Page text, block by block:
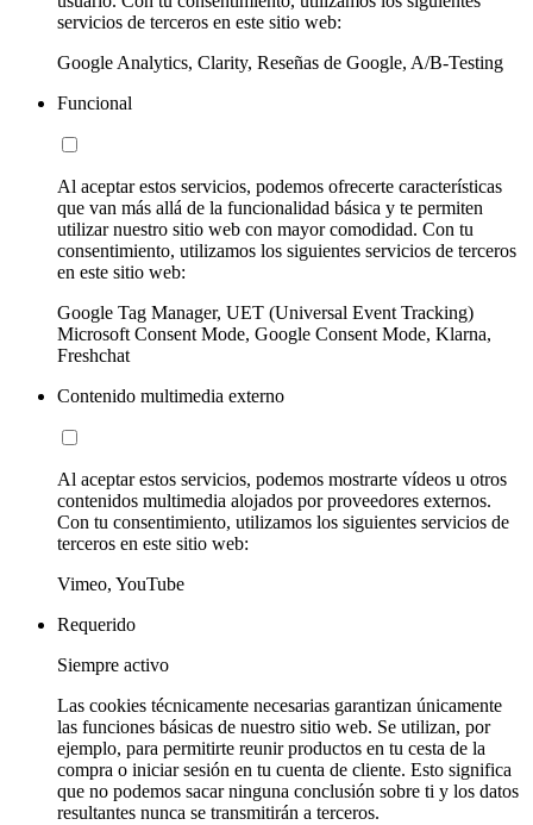
servicios de terceros en este sitio web:
Google Analytics, Clarity, Reseñas de Google, A/B-Testing
Funcional
Al aceptar estos servicios, podemos ofrecerte características
que van más allá de la funcionalidad básica y te permiten
utilizar nuestro sitio web con mayor comodidad. Con tu
consentimiento, utilizamos los siguientes servicios de terceros
en este sitio web:
Google Tag Manager, UET (Universal Event Tracking)
Microsoft Consent Mode, Google Consent Mode, Klarna,
Freshchat
Contenido multimedia externo
Al aceptar estos servicios, podemos mostrarte vídeos u otros
contenidos multimedia alojados por proveedores externos.
Con tu consentimiento, utilizamos los siguientes servicios de
terceros en este sitio web:
Vimeo, YouTube
Requerido
Siempre activo
Las cookies técnicamente necesarias garantizan únicamente
las funciones básicas de nuestro sitio web. Se utilizan, por
ejemplo, para permitirte reunir productos en tu cesta de la
compra o iniciar sesión en tu cuenta de cliente. Esto significa
que no podemos sacar ninguna conclusión sobre ti y los datos
resultantes nunca se transmitirán a terceros.